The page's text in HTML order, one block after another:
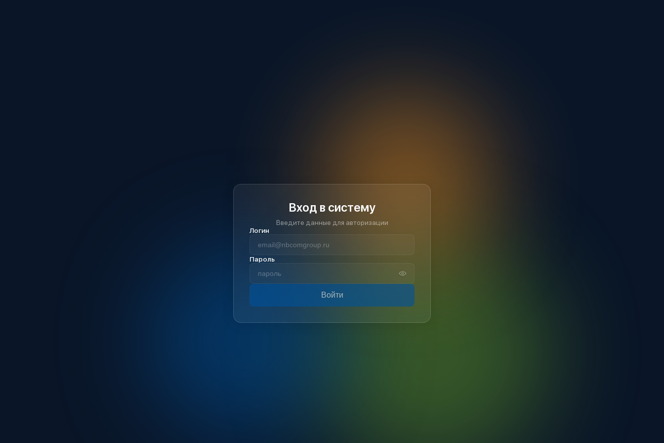
Вход в систему
Введите данные для авторизации
Логин
Пароль
Войти